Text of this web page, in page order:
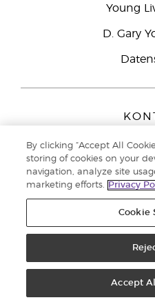
Young
D. Gary
9727 AJ
Kundenservice:
By clicking “Accept All
storing of cookies on your
navigation, analyze site
marketing efforts.
Privacy
Cookie
Accept